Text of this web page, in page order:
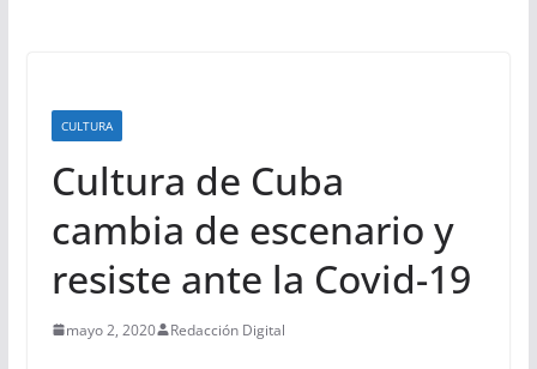
CULTURA
Cultura de Cuba
cambia de escenario y
resiste ante la Covid-19
mayo 2, 2020 Redacción Digital